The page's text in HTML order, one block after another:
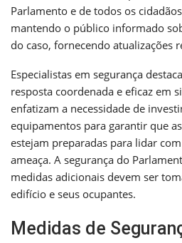
Parlamento e de todos os
mantendo o público informado
do caso, fornecendo atualizações
Especialistas em segurança
resposta coordenada e eficaz em
enfatizam a necessidade de
equipamentos para garantir que
estejam preparadas para lidar
ameaça. A segurança do
medidas adicionais devem ser
edifício e seus ocupantes.
Medidas de